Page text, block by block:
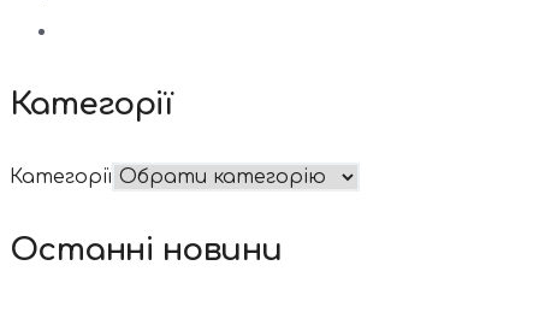
Категорії
Категорії
Останні новини